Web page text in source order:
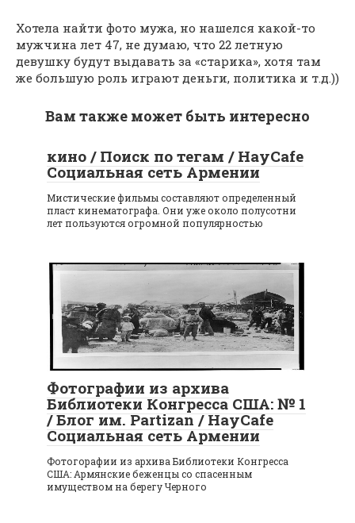
Хотела найти фото мужа, но нашелся какой-то
мужчина лет 47, не думаю, что 22 летную
девушку будут выдавать за «старика», хотя там
же большую роль играют деньги, политика и т.д.))
Вам также может быть интересно
кино / Поиск по тегам / HayCafe
Социальная сеть Армении
Мистические фильмы составляют определенный
пласт кинематографа. Они уже около полусотни
лет пользуются огромной популярностью
Фотографии из архива
Библиотеки Конгресса США: № 1
/ Блог им. Partizan / HayCafe
Социальная сеть Армении
Фотогорафии из архива Библиотеки Конгресса
США: Армянские беженцы со спасенным
имуществом на берегу Черного